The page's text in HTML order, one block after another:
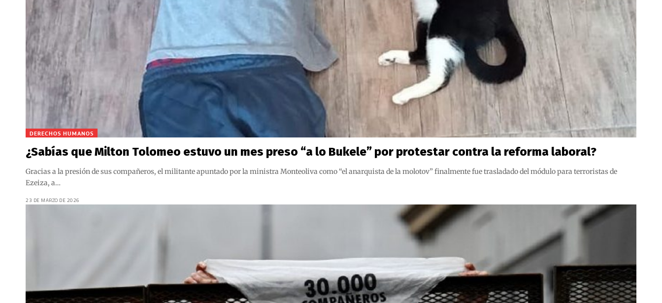
DERECHOS HUMANOS
¿Sabías que Milton Tolomeo estuvo un mes preso “a lo Bukele” por protestar contra la reforma laboral?
Gracias a la presión de sus compañeros, el militante apuntado por la ministra Monteoliva como “el anarquista de la molotov” finalmente fue trasladado del módulo para terroristas de
Ezeiza, a…
23 DE MARZO DE 2026